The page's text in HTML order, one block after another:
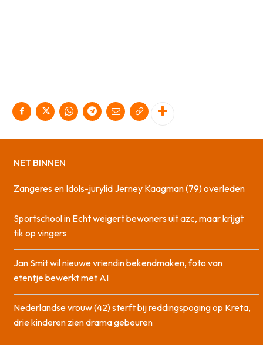
NET BINNEN
Zangeres en Idols-jurylid Jerney Kaagman (79) overleden
Sportschool in Echt weigert bewoners uit azc, maar krijgt
tik op vingers
Jan Smit wil nieuwe vriendin bekendmaken, foto van
etentje bewerkt met AI
Nederlandse vrouw (42) sterft bij reddingspoging op Kreta,
drie kinderen zien drama gebeuren